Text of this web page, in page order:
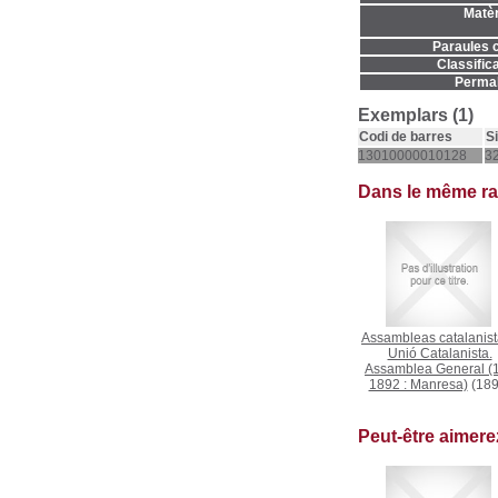
Paraules
Exemplars (1)
Codi de barres
13010000010128
Dans le même
Assambleas
Unió Catalanista.
Assamblea General
1892 : Manresa)
Peut-être